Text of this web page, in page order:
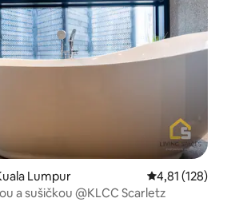
Lumpur Priemerné
4,81 (128)
a sušičkou @KLCC Scarletz